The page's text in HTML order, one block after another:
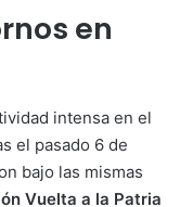
en
intensa en el
el pasado 6 de
bajo las mismas
Vuelta a la Patria